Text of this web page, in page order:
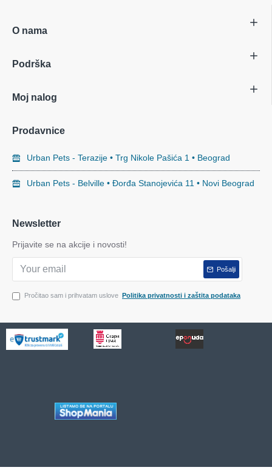
O nama
Podrška
Moj nalog
Prodavnice
Urban Pets - Terazije • Trg Nikole Pašića 1 • Beograd
Urban Pets - Belville • Đorđa Stanojevića 11 • Novi Beograd
Newsletter
Prijavite se na akcije i novosti!
Pošalji
Pročitao sam i prihvatam uslove Politika privatnosti i zaštita podataka